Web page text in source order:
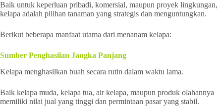
Baik untuk keperluan pribadi, komersial, maupun proyek lingkungan,
kelapa adalah pilihan tanaman yang strategis dan menguntungkan.
Berikut beberapa manfaat utama dari menanam kelapa:
Sumber Penghasilan Jangka Panjang
Kelapa menghasilkan buah secara rutin dalam waktu lama.
Baik kelapa muda, kelapa tua, air kelapa, maupun produk olahannya
memiliki nilai jual yang tinggi dan permintaan pasar yang stabil.